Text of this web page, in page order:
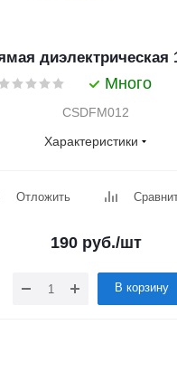
Много
CSDFM012
Характеристики
Отложить
190 руб./шт
В корзину